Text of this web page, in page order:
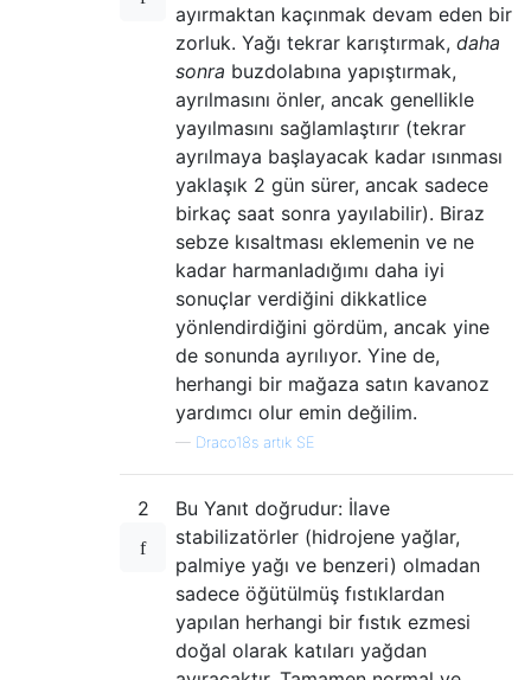
ayırmaktan kaçınmak devam eden bir
zorluk. Yağı tekrar karıştırmak, daha
sonra buzdolabına yapıştırmak,
ayrılmasını önler, ancak genellikle
yayılmasını sağlamlaştırır (tekrar
ayrılmaya başlayacak kadar ısınması
yaklaşık 2 gün sürer, ancak sadece
birkaç saat sonra yayılabilir). Biraz
sebze kısaltması eklemenin ve ne
kadar harmanladığımı daha iyi
sonuçlar verdiğini dikkatlice
yönlendirdiğini gördüm, ancak yine
de sonunda ayrılıyor. Yine de,
herhangi bir mağaza satın kavanoz
yardımcı olur emin değilim.
— Draco18s artık SE
2
Bu Yanıt doğrudur: İlave
stabilizatörler (hidrojene yağlar,
palmiye yağı ve benzeri) olmadan
sadece öğütülmüş fıstıklardan
yapılan herhangi bir fıstık ezmesi
doğal olarak katıları yağdan